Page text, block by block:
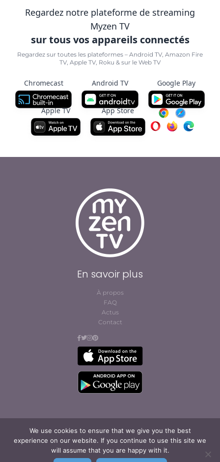
Regardez notre plateforme de streaming
Myzen TV
sur tous vos appareils connectés
Regardez sur toutes les plateformes – Android TV, Amazon Fire
TV, Apple TV, Roku & sur le Web TV
Chromecast Android TV Google Play
Apple TV App Store
We use cookies to ensure that we give you the best
experience on our website. If you continue to use this site we
will assume that you are happy with it.
En savoir plus
À propos
FAQ
Actus
Contact
© Cofites 2023. All rights reserved.
Conditions générales
d’abonnement et